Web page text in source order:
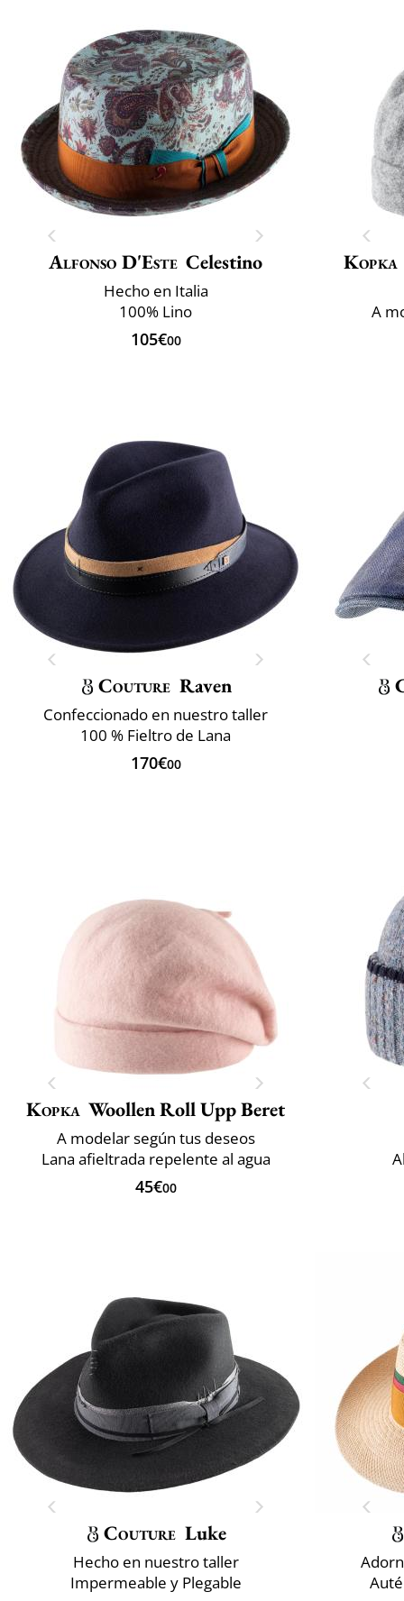
Alfonso D'Este Celestino
Hecho en Italia
100% Lino
105€00
Kopka
A
Couture Raven
Confeccionado en nuestro taller
100 % Fieltro de Lana
170€00
Kopka Woollen Roll Upp Beret
A modelar según tus deseos
Lana afieltrada repelente al agua
45€00
Couture Luke
Hecho en nuestro taller
Impermeable y Plegable